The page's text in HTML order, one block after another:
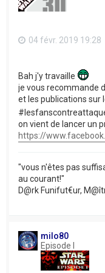
04 févr. 2019 19:28
Bah j'y travaille
je vous recommande
et les publications sur
on vient de lancer un
https://
"vous n'êtes pas
au courant!"
D@rk Funifut€ur,
milo80
Episode I